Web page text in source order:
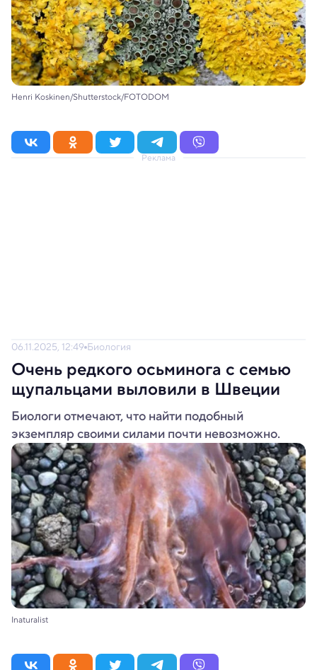
Henri Koskinen/Shutterstock/FOTODOM
Реклама
06.11.2025, 12:49 Биология
Очень редкого осьминога с семью
щупальцами выловили в Швеции
Биологи отмечают, что найти подобный
экземпляр своими силами почти невозможно.
Inaturalist